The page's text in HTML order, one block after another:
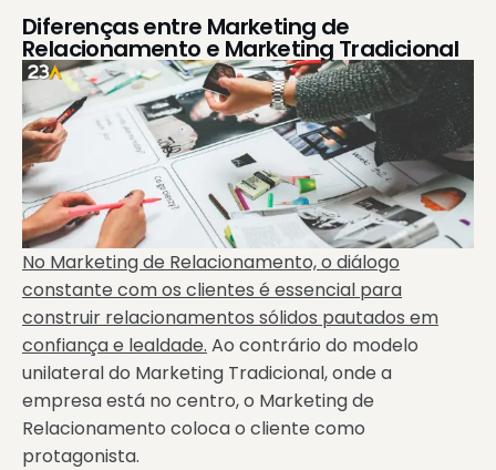
Diferenças entre Marketing de
Relacionamento e Marketing Tradicional
No Marketing de Relacionamento, o diálogo
constante com os clientes é essencial para
construir relacionamentos sólidos pautados em
confiança e lealdade. Ao contrário do modelo
unilateral do Marketing Tradicional, onde a
empresa está no centro, o Marketing de
Relacionamento coloca o cliente como
protagonista.